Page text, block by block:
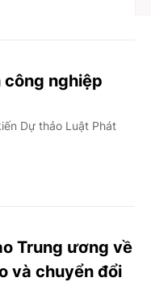
công nghiệp
Dự thảo Luật Phát
Trung ương về
và chuyển đổi